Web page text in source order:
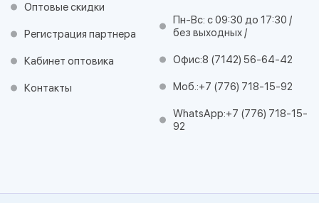
Оптовые скидки
Регистрация партнера
Кабинет оптовика
Контакты
Пн-Вс: с 09:30 до 17:30 /
без выходных /
Офис:8 (7142) 56-64-42
Моб.:+7 (776) 718-15-92
WhatsApp:+7 (776) 718-15-
92